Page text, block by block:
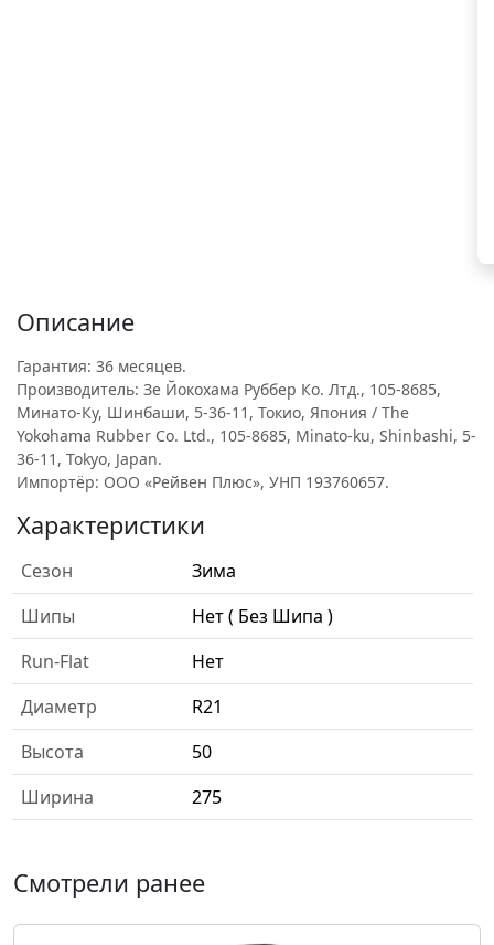
Описание
Гарантия: 36 месяцев.
Производитель: Зе Йокохама Руббер Ко. Лтд., 105-8685,
Минато-Ку, Шинбаши, 5-36-11, Токио, Япония / The
Yokohama Rubber Co. Ltd., 105-8685, Minato-ku, Shinbashi, 5-
36-11, Tokyo, Japan.
Импортёр: ООО «Рейвен Плюс», УНП 193760657.
Характеристики
Сезон
Зима
Шипы
Нет ( Без Шипа )
Run-Flat
Нет
Диаметр
R21
Высота
50
Ширина
275
Смотрели ранее